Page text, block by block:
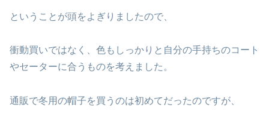
ということが頭をよぎりましたので、
衝動買いではなく、色もしっかりと自分の手持ちのコート
やセーターに合うものを考えました。
通販で冬用の帽子を買うのは初めてだったのですが、